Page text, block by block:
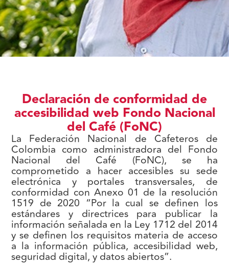
Declaración de conformidad de
accesibilidad web Fondo Nacional
del Café (FoNC)
La Federación Nacional de Cafeteros de
Colombia como administradora del Fondo
Nacional del Café (FoNC), se ha
comprometido a hacer accesibles su sede
electrónica y portales transversales, de
conformidad con Anexo 01 de la resolución
1519 de 2020 “Por la cual se definen los
estándares y directrices para publicar la
información señalada en la Ley 1712 del 2014
y se definen los requisitos materia de acceso
a la información pública, accesibilidad web,
seguridad digital, y datos abiertos”.